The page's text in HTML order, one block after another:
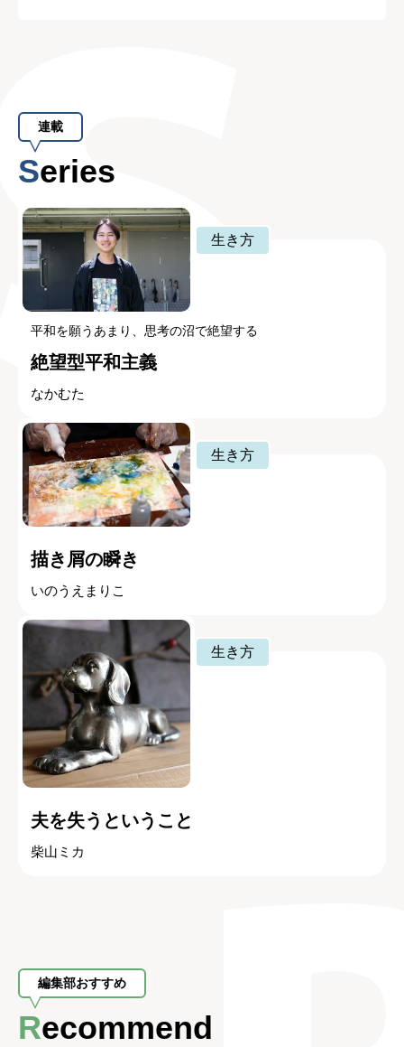
連載
Series
生き方
平和を願うあまり、思考の沼で絶望する
絶望型平和主義
なかむた
生き方
描き屑の瞬き
いのうえまりこ
生き方
夫を失うということ
柴山ミカ
編集部おすすめ
Recommend